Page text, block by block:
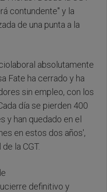
contundente" y la
de una punta a la
absolutamente
Fate ha cerrado y ha
sin empleo, con los
día se pierden 400
y han quedado en el
en estos dos años',
la CGT.
definitivo y